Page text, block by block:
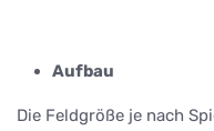
Aufbau
Die Feldgröße je nach